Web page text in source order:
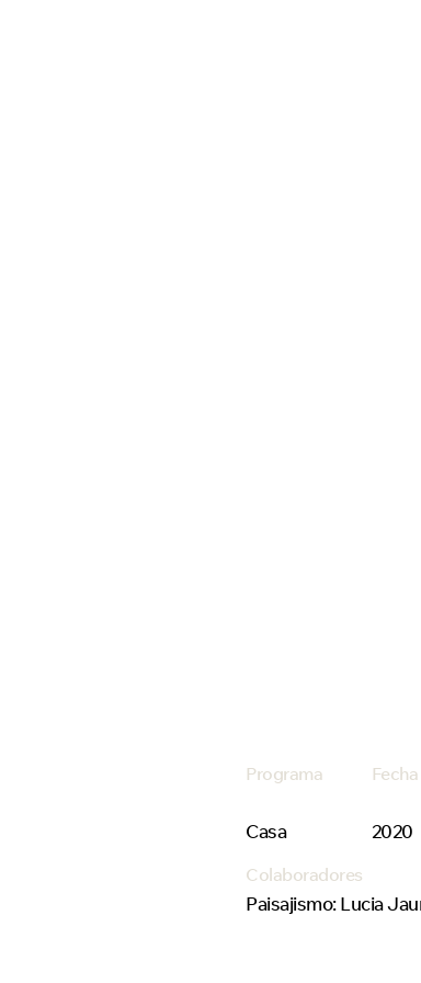
Programa
Casa
Fecha
2020
Colaboradores
Paisajismo: Lucia